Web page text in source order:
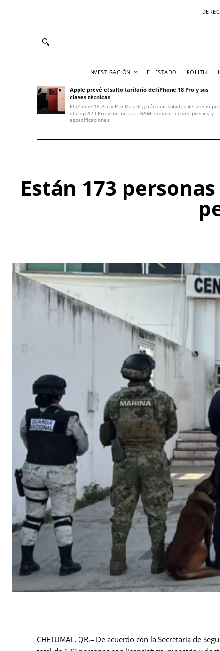
INVESTIGACIÓN EL ESTADO POLITIK
Apple prevé el salto tarifario del iPhone 18 Pro y sus
claves técnicas
El iPhone 18 Pro y Pro Max llegarán con subidas de precio por
el chip A20 Pro y memorias DRAM. Conoce fechas, precios y
especificaciones.
Están 173
CHETUMAL, QR.– De acuerdo con la Secretaría de